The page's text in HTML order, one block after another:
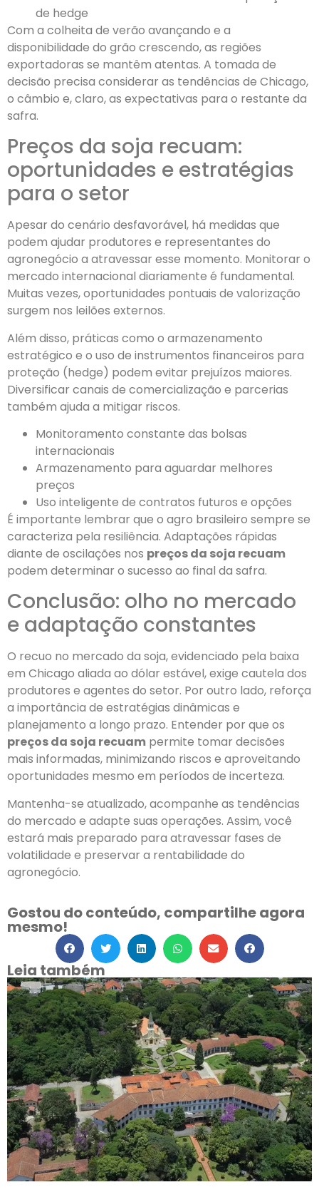
de hedge
Com a colheita de verão avançando e a
disponibilidade do grão crescendo, as regiões
exportadoras se mantêm atentas. A tomada de
decisão precisa considerar as tendências de Chicago,
o câmbio e, claro, as expectativas para o restante da
safra.
Preços da soja recuam:
oportunidades e estratégias
para o setor
Apesar do cenário desfavorável, há medidas que
podem ajudar produtores e representantes do
agronegócio a atravessar esse momento. Monitorar o
mercado internacional diariamente é fundamental.
Muitas vezes, oportunidades pontuais de valorização
surgem nos leilões externos.
Além disso, práticas como o armazenamento
estratégico e o uso de instrumentos financeiros para
proteção (hedge) podem evitar prejuízos maiores.
Diversificar canais de comercialização e parcerias
também ajuda a mitigar riscos.
Monitoramento constante das bolsas
internacionais
Armazenamento para aguardar melhores
preços
Uso inteligente de contratos futuros e opções
É importante lembrar que o agro brasileiro sempre se
caracteriza pela resiliência. Adaptações rápidas
diante de oscilações nos preços da soja recuam
podem determinar o sucesso ao final da safra.
Conclusão: olho no mercado
e adaptação constantes
O recuo no mercado da soja, evidenciado pela baixa
em Chicago aliada ao dólar estável, exige cautela dos
produtores e agentes do setor. Por outro lado, reforça
a importância de estratégias dinâmicas e
planejamento a longo prazo. Entender por que os
preços da soja recuam permite tomar decisões
mais informadas, minimizando riscos e aproveitando
oportunidades mesmo em períodos de incerteza.
Mantenha-se atualizado, acompanhe as tendências
do mercado e adapte suas operações. Assim, você
estará mais preparado para atravessar fases de
volatilidade e preservar a rentabilidade do
agronegócio.
Gostou do conteúdo, compartilhe agora
mesmo!
Leia também